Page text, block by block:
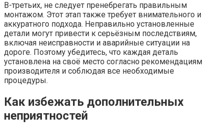
В-третьих, не следует пренебрегать правильным
монтажом. Этот этап также требует внимательного и
аккуратного подхода. Неправильно установленные
детали могут привести к серьёзным последствиям,
включая неисправности и аварийные ситуации на
дороге. Поэтому убедитесь, что каждая деталь
установлена на своё место согласно рекомендациям
производителя и соблюдая все необходимые
процедуры.
Как избежать дополнительных
неприятностей